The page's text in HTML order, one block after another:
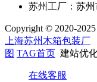
苏州工厂：苏
Copyright © 2020-
上海苏州木箱包装厂
图 TAG首页 建站优
在线客服